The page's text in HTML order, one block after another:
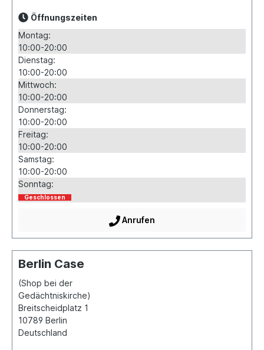
Öffnungszeiten
Montag:
10:00-20:00
Dienstag:
10:00-20:00
Mittwoch:
10:00-20:00
Donnerstag:
10:00-20:00
Freitag:
10:00-20:00
Samstag:
10:00-20:00
Sonntag:
Geschlossen
Anrufen
Berlin Case
(Shop bei der
Gedächtniskirche)
Breitscheidplatz 1
10789 Berlin
Deutschland